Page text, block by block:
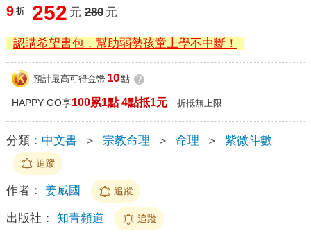
9 折 252 元 280 元
認購希望書包，幫助弱勢孩童上學不中斷！
預計最高可得金幣 10點 ?
HAPPY GO享100累1點 4點抵1元 折抵無上限
分類： 中文書 ＞ 宗教命理 ＞ 命理 ＞ 紫微斗數
追蹤
作者： 姜威國 追蹤
出版社： 知青頻道 追蹤